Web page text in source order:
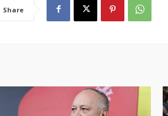
Share